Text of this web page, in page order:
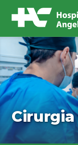
Buscar no site
Cirurgia